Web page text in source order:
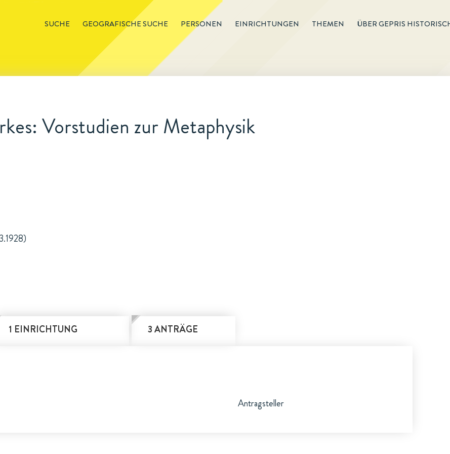
SUCHE GEOGRAFISCHE SUCHE PERSONEN EINRICHTUNGEN THEMEN ÜBER GEPRIS
Vorstudien zur Metaphysik
1 EINRICHTUNG 3 ANTRÄGE
Antragsteller